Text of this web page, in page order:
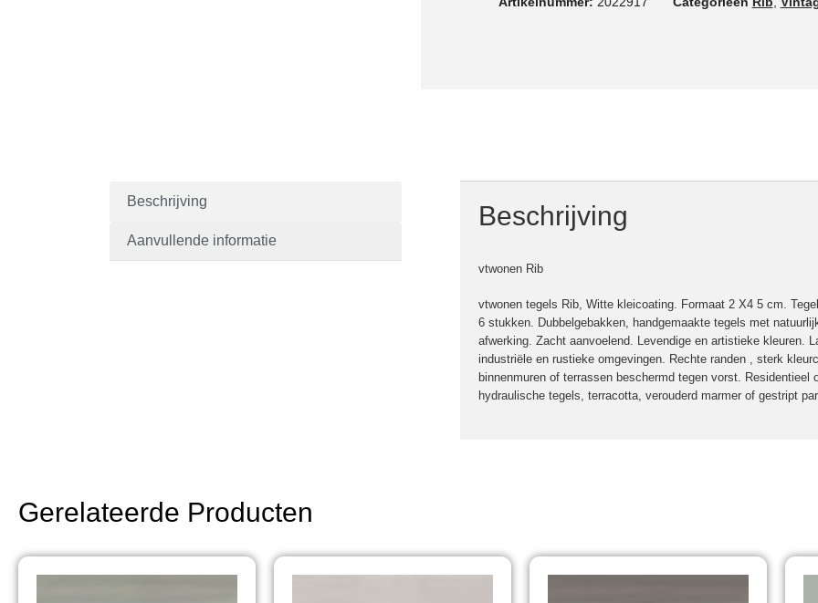
Beschrijving
Aanvullende informatie
Beschrijving
vtwonen Rib
vtwonen tegels Rib, Witte kleicoating. Formaat 2 X4 5 cm.
6 stukken. Dubbelgebakken, handgemaakte tegels met
afwerking. Zacht aanvoelend. Levendige en artistieke kleuren.
industriële en rustieke omgevingen. Rechte randen , sterk
binnenmuren of terrassen beschermd tegen vorst.
hydraulische tegels, terracotta, verouderd marmer of gestript
Gerelateerde Producten